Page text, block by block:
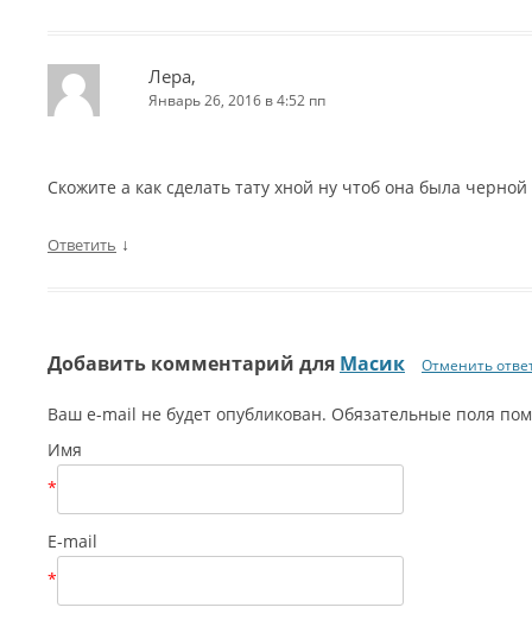
Лера,
Январь 26, 2016 в 4:52 пп
Скожите а как сделать тату хной ну чтоб она была черной
Ответить ↓
Добавить комментарий для Масик Отменить
Ваш e-mail не будет опубликован. Обязательные поля
Имя
*
E-mail
*